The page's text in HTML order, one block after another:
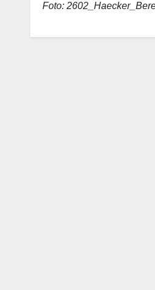
Foto: